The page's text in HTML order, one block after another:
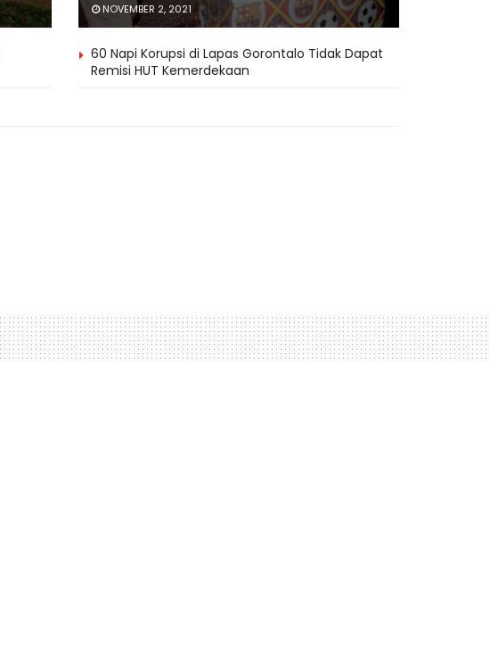
NOVEMBER 2, 2021
60 Napi Korupsi di Lapas Gorontalo Tidak Dapat
Remisi HUT Kemerdekaan